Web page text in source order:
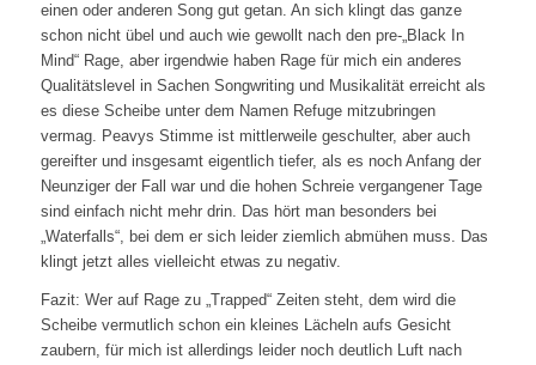
einen oder anderen Song gut getan. An sich klingt das ganze
schon nicht übel und auch wie gewollt nach den pre-„Black In
Mind“ Rage, aber irgendwie haben Rage für mich ein anderes
Qualitätslevel in Sachen Songwriting und Musikalität erreicht als
es diese Scheibe unter dem Namen Refuge mitzubringen
vermag. Peavys Stimme ist mittlerweile geschulter, aber auch
gereifter und insgesamt eigentlich tiefer, als es noch Anfang der
Neunziger der Fall war und die hohen Schreie vergangener Tage
sind einfach nicht mehr drin. Das hört man besonders bei
„Waterfalls“, bei dem er sich leider ziemlich abmühen muss. Das
klingt jetzt alles vielleicht etwas zu negativ.
Fazit: Wer auf Rage zu „Trapped“ Zeiten steht, dem wird die
Scheibe vermutlich schon ein kleines Lächeln aufs Gesicht
zaubern, für mich ist allerdings leider noch deutlich Luft nach